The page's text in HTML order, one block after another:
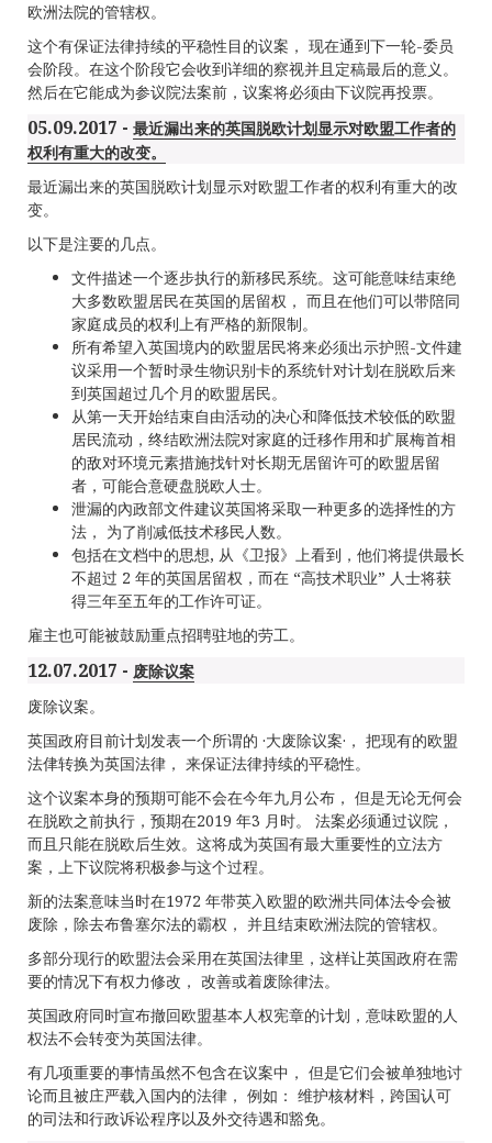
欧洲法院的管辖权。
这个有保证法律持续的平稳性目的议案， 现在通到下一轮-委员
会阶段。在这个阶段它会收到详细的察视并且定稿最后的意义。
然后在它能成为参议院法案前，议案将必须由下议院再投票。
05.09.2017 - 最近漏出来的英国脱欧计划显示对欧盟工作者的
权利有重大的改变。
最近漏出来的英国脱欧计划显示对欧盟工作者的权利有重大的改
变。
以下是注要的几点。
文件描述一个逐步执行的新移民系统。这可能意味结束绝
大多数欧盟居民在英国的居留权， 而且在他们可以带陪同
家庭成员的权利上有严格的新限制。
所有希望入英国境内的欧盟居民将来必须出示护照-文件建
议采用一个暂时录生物识别卡的系统针对计划在脱欧后来
到英国超过几个月的欧盟居民。
从第一天开始结束自由活动的决心和降低技术较低的欧盟
居民流动，终结欧洲法院对家庭的迁移作用和扩展梅首相
的敌对环境元素措施找针对长期无居留许可的欧盟居留
者，可能合意硬盘脱欧人士。
泄漏的內政部文件建议英国将采取一种更多的选择性的方
法， 为了削减低技术移民人数。
包括在文档中的思想, 从《卫报》上看到，他们将提供最长
不超过 2 年的英国居留权，而在 “高技术职业” 人士将获
得三年至五年的工作许可证。
雇主也可能被鼓励重点招聘驻地的劳工。
12.07.2017 - 废除议案
废除议案。
英国政府目前计划发表一个所谓的 ·大废除议案·， 把现有的欧盟
法侓转换为英国法律， 来保证法律持续的平稳性。
这个议案本身的预期可能不会在今年九月公布， 但是无论无何会
在脱欧之前执行，预期在2019 年3 月时。 法案必须通过议院，
而且只能在脱欧后生效。这将成为英国有最大重要性的立法方
案，上下议院将积极参与这个过程。
新的法案意味当时在1972 年带英入欧盟的欧洲共同体法令会被
废除，除去布鲁塞尔法的霸权， 并且结束欧洲法院的管辖权。
多部分现行的欧盟法会采用在英国法律里，这样让英国政府在需
要的情况下有权力修改， 改善或着废除律法。
英国政府同时宣布撤回欧盟基本人权宪章的计划，意味欧盟的人
权法不会转变为英国法律。
有几项重要的事情虽然不包含在议案中， 但是它们会被单独地讨
论而且被庄严载入国内的法律， 例如： 维护核材料，跨国认可
的司法和行政诉讼程序以及外交待遇和豁免。